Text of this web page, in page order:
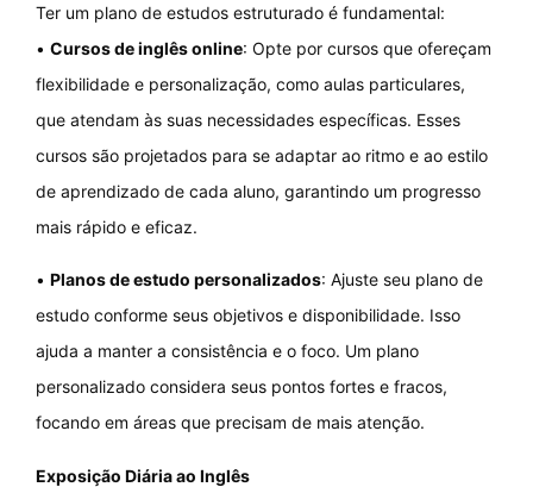
Ter um plano de estudos estruturado é fundamental:
• Cursos de inglês online: Opte por cursos que ofereçam
flexibilidade e personalização, como aulas particulares,
que atendam às suas necessidades específicas. Esses
cursos são projetados para se adaptar ao ritmo e ao estilo
de aprendizado de cada aluno, garantindo um progresso
mais rápido e eficaz.
• Planos de estudo personalizados: Ajuste seu plano de
estudo conforme seus objetivos e disponibilidade. Isso
ajuda a manter a consistência e o foco. Um plano
personalizado considera seus pontos fortes e fracos,
focando em áreas que precisam de mais atenção.
Exposição Diária ao Inglês